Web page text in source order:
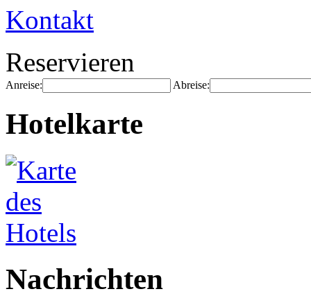
Kontakt
Reservieren
Anreise: Abreise:
Hotelkarte
Nachrichten